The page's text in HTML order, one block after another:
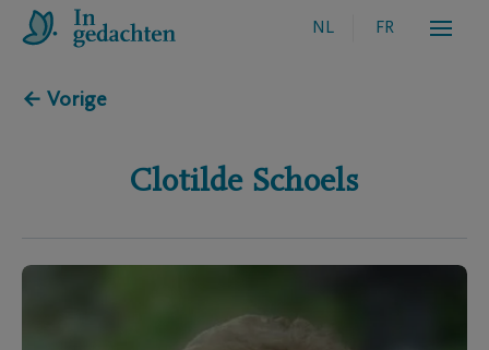
NL FR
← Vorige
Clotilde Schoels